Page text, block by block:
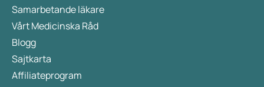
Samarbetande läkare
Vårt Medicinska Råd
Blogg
Sajtkarta
Affiliateprogram